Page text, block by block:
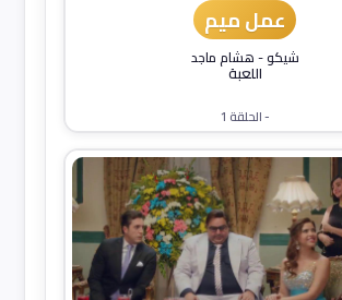
عمل ميم
شيكو-هشام ماجد
اللعبة
- الحلقة 1